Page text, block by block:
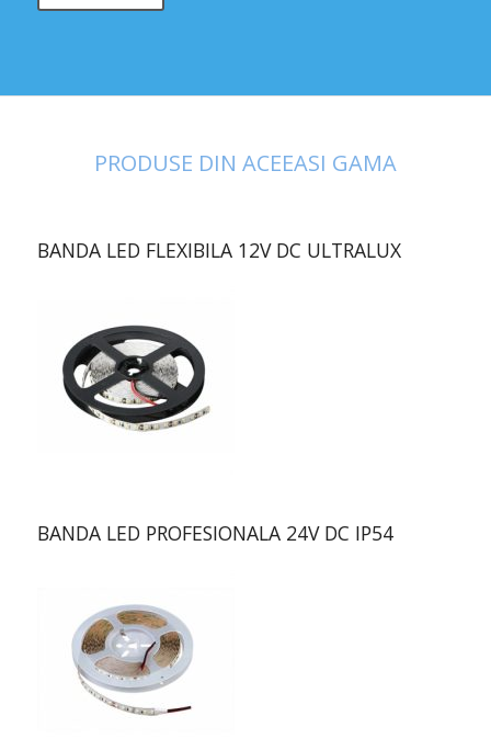
PRODUSE DIN ACEEASI GAMA
BANDA LED FLEXIBILA 12V DC ULTRALUX
BANDA LED PROFESIONALA 24V DC IP54